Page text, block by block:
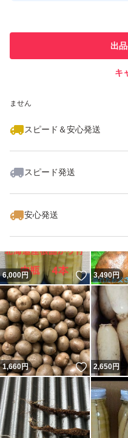
ません
スピード＆安心発送
スピード発送
安心発送
出
キ
6,000円 いいね！
3,490円
1,660円 いいね！
2,650円